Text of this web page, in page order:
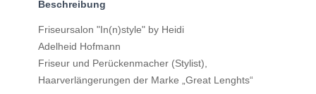
Beschreibung
Friseursalon "In(n)style" by Heidi
Adelheid Hofmann
Friseur und Perückenmacher (Stylist),
Haarverlängerungen der Marke „Great Lenghts“